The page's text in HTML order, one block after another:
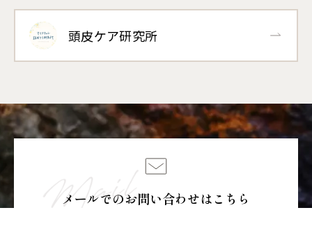
頭皮ケア研究所
メールでのお問い合わせはこちら